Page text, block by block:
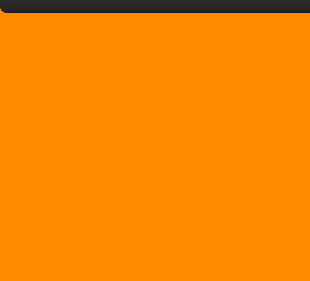
苏州大学城市轨道交通学院